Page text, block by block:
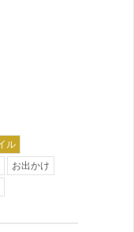
ル
お出かけ